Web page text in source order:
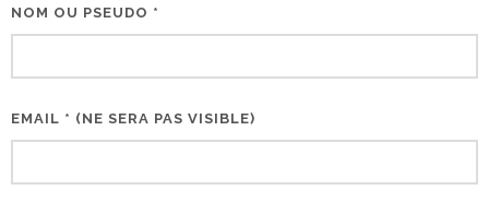
NOM OU PSEUDO *
EMAIL * (NE SERA PAS VISIBLE)